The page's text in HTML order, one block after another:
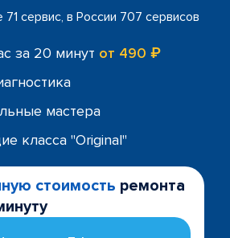
сервис, в России 707 сервисов
за 20 минут от 490 ₽
мастера
класса "Original"
стоимость ремонта